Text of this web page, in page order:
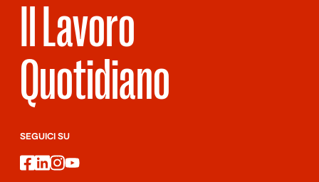
Il Lavoro
Quotidiano
SEGUICI SU
facebook
linkedin
instagram
youtube